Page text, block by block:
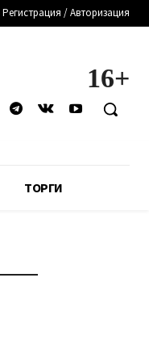
Регистрация / Авторизация
16+
ТОРГИ